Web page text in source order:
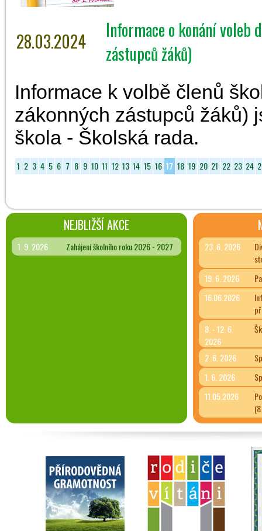
28.03.2024
Informace o konání voleb
zástupců žáků)
Informace k volbě členů
zákonných zástupců žáků)
škola - Školská rada.
1 2 3 4 5 6 7 8 9 10 11 12 13 14 15 16 17 18 19 20 21 22 23 24
NEJBLIŽŠÍ AKCE
1. 9. 2026 Zahájení školního roku 2026 - 2027 23. 6. 2026
19. 6. 2026
16.06.2026
8. - 12. 6.
2026
2. 6. 2026
1. 6. 2026
11.05.2026